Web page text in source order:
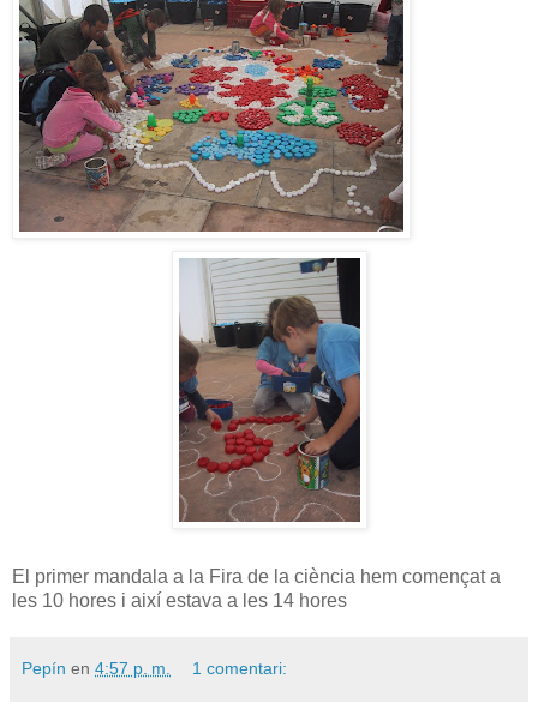
El primer mandala a la Fira de la ciència hem començat a
les 10 hores i així estava a les 14 hores
Pepín en 4:57 p. m. 1 comentari: